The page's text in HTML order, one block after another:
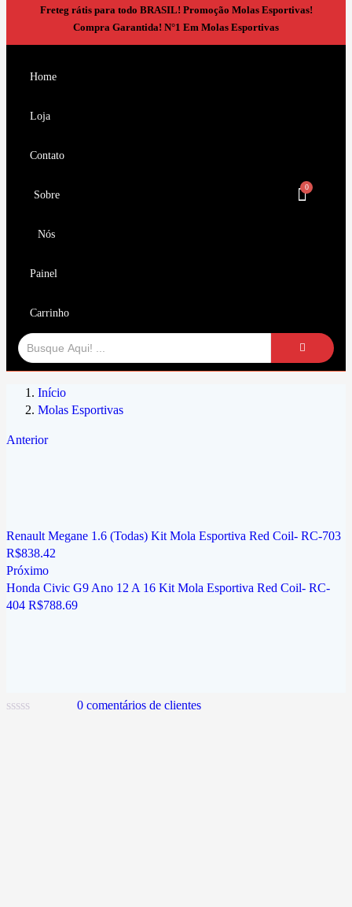
Freteg rátis para todo BRASIL! Promoção Molas Esportivas!
Compra Garantida! N°1 Em Molas Esportivas
Home
Loja
Contato
Sobre
Nós
Painel
Carrinho
Início
Molas Esportivas
Anterior
Renault Megane 1.6 (Todas) Kit Mola Esportiva Red Coil- RC-703
R$838.42
Próximo
Honda Civic G9 Ano 12 A 16 Kit Mola Esportiva Red Coil- RC-
404 R$788.69
0 comentários de clientes